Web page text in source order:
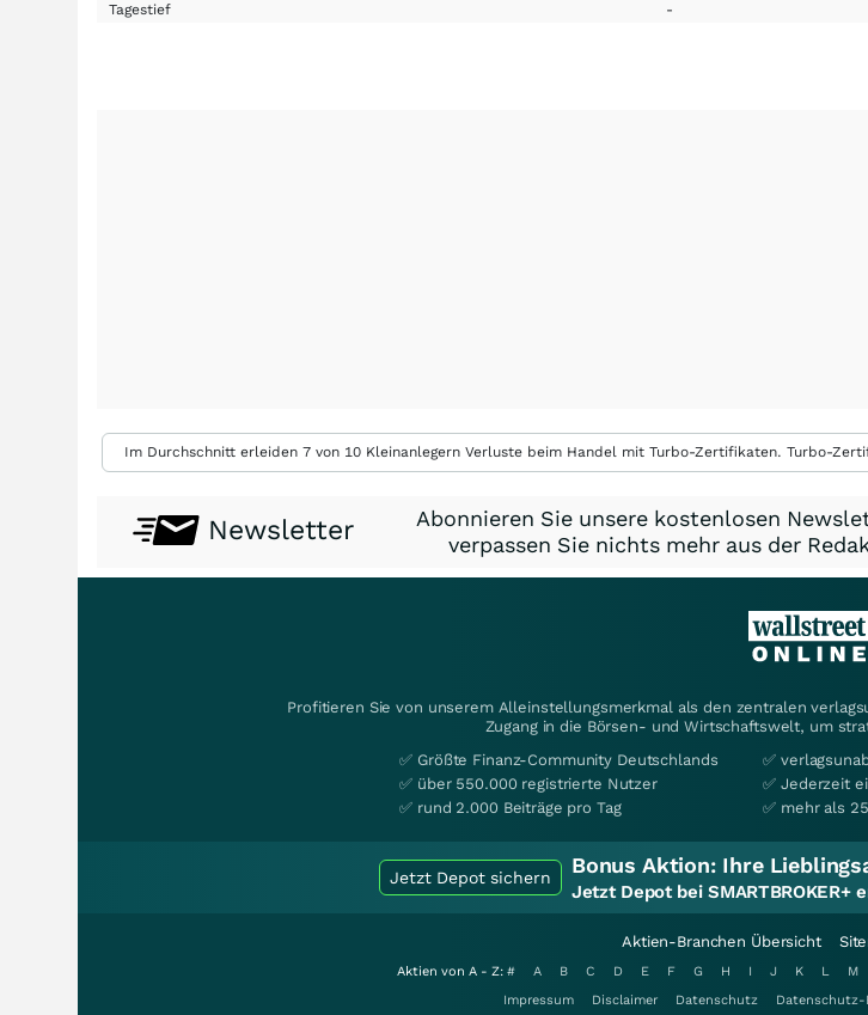
Tagestief
-
Im Durchschnitt erleiden 7 von 10 Kleinanlegern Verluste beim Handel mit Turbo-Zertifikaten. Turbo-
Newsletter
Abonnieren Sie unsere kostenlosen
verpassen Sie nichts mehr aus der
Profitieren Sie von unserem Alleinstellungsmerkmal als den zentralen
Zugang in die Börsen- und Wirtschaftswelt, um
✅ Größte Finanz-Community Deutschlands
✅ über 550.000 registrierte Nutzer
✅ rund 2.000 Beiträge pro Tag
✅
✅ Jederzeit
✅ mehr als
Jetzt Depot sichern Bonus Aktion: Ihre
Jetzt Depot bei
Aktien-Branchen Übersicht
Aktien von A - Z: # A B C D E F G H I J K L M
Impressum
Disclaimer Datenschutz Datenschutz-